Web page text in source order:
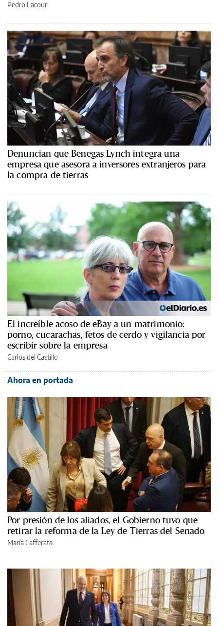
Pedro Lacour
Denuncian que Benegas Lynch integra una
empresa que asesora a inversores extranjeros para
la compra de tierras
El increíble acoso de eBay a un matrimonio:
porno, cucarachas, fetos de cerdo y vigilancia por
escribir sobre la empresa
Carlos del Castillo
Ahora en portada
Por presión de los aliados, el Gobierno tuvo que
retirar la reforma de la Ley de Tierras del Senado
María Cafferata